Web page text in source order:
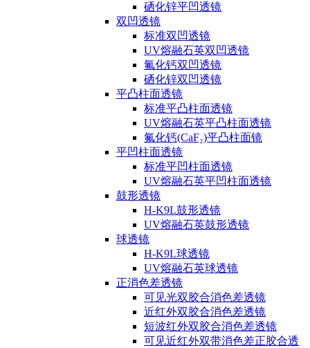
硒化锌平凹透镜
双凹透镜
标准双凹透镜
UV熔融石英双凹透镜
氟化钙双凹透镜
硒化锌双凹透镜
平凸柱面透镜
标准平凸柱面透镜
UV熔融石英平凸柱面透镜
氟化钙(CaF₂)平凸柱面镜
平凹柱面透镜
标准平凹柱面透镜
UV熔融石英平凹柱面透镜
鼓形透镜
H-K9L鼓形透镜
UV熔融石英鼓形透镜
球透镜
H-K9L球透镜
UV熔融石英球透镜
正消色差透镜
可见光双胶合消色差透镜
近红外双胶合消色差透镜
短波红外双胶合消色差透镜
可见近红外双带消色差正胶合透